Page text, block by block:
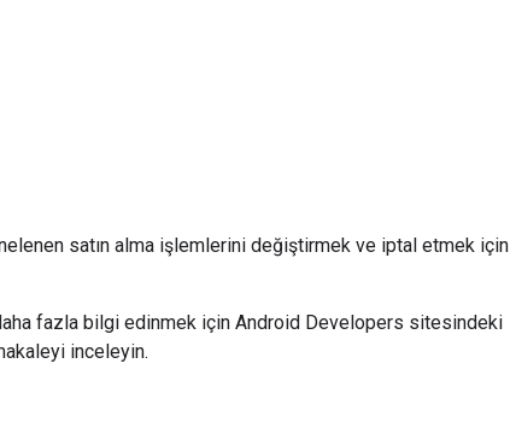
satın alma işlemlerini değiştirmek ve iptal etmek için
fazla bilgi edinmek için Android Developers sitesindeki
inceleyin.